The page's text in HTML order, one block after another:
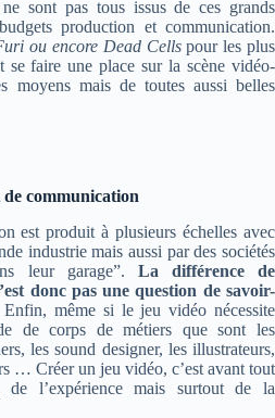
sont pas tous issus de ces grands
production et communication.
ou encore Dead Cellspour les plus
se faire une place sur la scène vidéo-
moyens mais de toutes aussi belles
communication
est produit à plusieurs échelles avec
industrie mais aussi par des sociétés
leur garage”. La différence de
donc pas une question de savoir-
même si le jeu vidéo nécessite
de corps de métiers que sont les
les sound designer, les illustrateurs,
… Créer un jeu vidéo, c’est avant tout
de l’expérience mais surtout de la